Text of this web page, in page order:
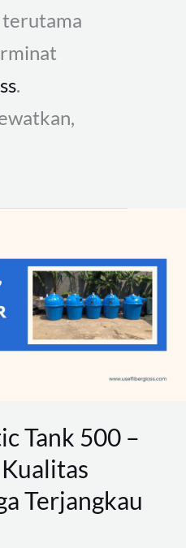
terutama
.
Tank 500 –
Terjangkau